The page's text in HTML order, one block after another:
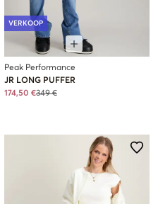
VERKOOP
Peak Performance
JR LONG PUFFER
174,50 €349 €